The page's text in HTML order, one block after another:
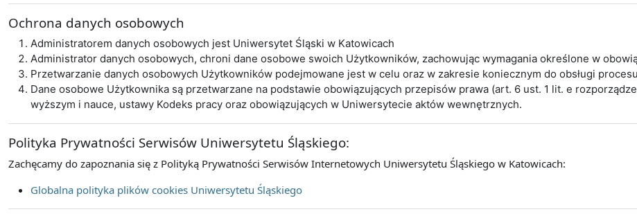
Ochrona danych osobowych
Administratorem danych osobowych jest Uniwersytet Śląski w Katowicach
Administrator danych osobowych, chroni dane osobowe swoich Użytkowników, zachowując wymagania określone w
Przetwarzanie danych osobowych Użytkowników podejmowane jest w celu oraz w zakresie koniecznym do obsługi
Dane osobowe Użytkownika są przetwarzane na podstawie obowiązujących przepisów prawa (art. 6 ust. 1 lit. e
wyższym i nauce, ustawy Kodeks pracy oraz obowiązujących w Uniwersytecie aktów wewnętrznych.
Polityka Prywatności Serwisów Uniwersytetu Śląskiego:
Zachęcamy do zapoznania się z Polityką Prywatności Serwisów Internetowych Uniwersytetu Śląskiego w Katowicach:
Globalna polityka plików cookies Uniwersytetu Śląskiego